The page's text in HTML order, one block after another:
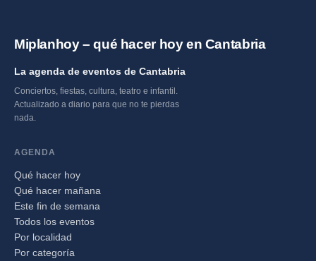
Miplanhoy – qué hacer hoy en Cantabria
La agenda de eventos de Cantabria
Conciertos, fiestas, cultura, teatro e infantil.
Actualizado a diario para que no te pierdas
nada.
AGENDA
Qué hacer hoy
Qué hacer mañana
Este fin de semana
Todos los eventos
Por localidad
Por categoría